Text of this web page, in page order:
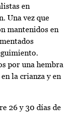
en
Una vez que
mantenidos en
por una hembra
la crianza y en
26 y 30 días de